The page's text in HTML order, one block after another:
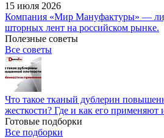
15 июля 2026
Компания «Мир Мануфактуры» —
шторных лент на российском рынке.
Полезные советы
Все советы
Что такое тканый дублерин
жесткости? Где и как его применяют
Готовые подборки
Все подборки